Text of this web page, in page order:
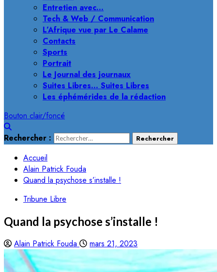
Entretien avec…
Tech & Web / Communication
L’Afrique vue par Le Calame
Contacts
Sports
Portrait
Le Journal des journaux
Suites Libres… Suites Libres
Les éphémérides de la rédaction
Bouton clair/foncé
Rechercher :
Accueil
Alain Patrick Fouda
Quand la psychose s’installe !
Tribune Libre
Quand la psychose s’installe !
Alain Patrick Fouda mars 21, 2023